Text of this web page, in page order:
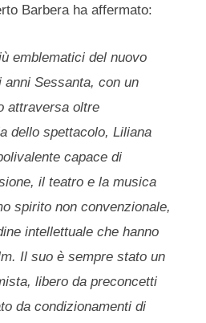
Barbera ha affermato:
emblematici del nuovo
anni Sessanta, con un
attraversa oltre
dello spettacolo, Liliana
capace di
il teatro e la musica
spirito non convenzionale,
intellettuale che hanno
Il suo è sempre stato un
libero da preconcetti
da condizionamenti di